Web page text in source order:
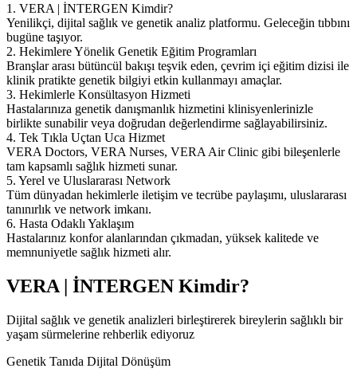
1. VERA | İNTERGEN Kimdir?
Yenilikçi, dijital sağlık ve genetik analiz platformu. Geleceğin tıbbını
bugüne taşıyor.
2. Hekimlere Yönelik Genetik Eğitim Programları
Branşlar arası bütüncül bakışı teşvik eden, çevrim içi eğitim dizisi ile
klinik pratikte genetik bilgiyi etkin kullanmayı amaçlar.
3. Hekimlerle Konsültasyon Hizmeti
Hastalarınıza genetik danışmanlık hizmetini klinisyenlerinizle
birlikte sunabilir veya doğrudan değerlendirme sağlayabilirsiniz.
4. Tek Tıkla Uçtan Uca Hizmet
VERA Doctors, VERA Nurses, VERA Air Clinic gibi bileşenlerle
tam kapsamlı sağlık hizmeti sunar.
5. Yerel ve Uluslararası Network
Tüm dünyadan hekimlerle iletişim ve tecrübe paylaşımı, uluslararası
tanınırlık ve network imkanı.
6. Hasta Odaklı Yaklaşım
Hastalarınız konfor alanlarından çıkmadan, yüksek kalitede ve
memnuniyetle sağlık hizmeti alır.
VERA | İNTERGEN Kimdir?
Dijital sağlık ve genetik analizleri birleştirerek bireylerin sağlıklı bir
yaşam sürmelerine rehberlik ediyoruz
Genetik Tanıda Dijital Dönüşüm